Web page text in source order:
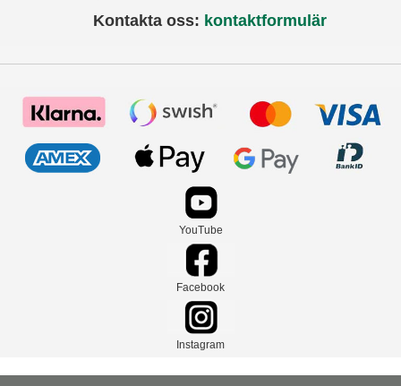
Kontakta oss: kontaktformulär
YouTube
Facebook
Instagram